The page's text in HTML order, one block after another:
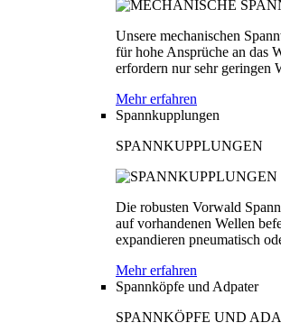
Unsere mechanischen
für hohe Ansprüche an das
erfordern nur sehr geringen
Mehr erfahren
Spannkupplungen
SPANNKUPPLUNGEN
Die robusten Vorwald
auf vorhandenen Wellen
expandieren pneumatisch
Mehr erfahren
Spannköpfe und Adpater
SPANNKÖPFE UND